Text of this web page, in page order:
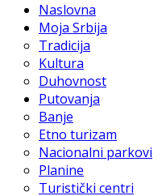
Naslovna
Moja Srbija
Tradicija
Kultura
Duhovnost
Putovanja
Banje
Etno turizam
Nacionalni parkovi
Planine
Turistički centri